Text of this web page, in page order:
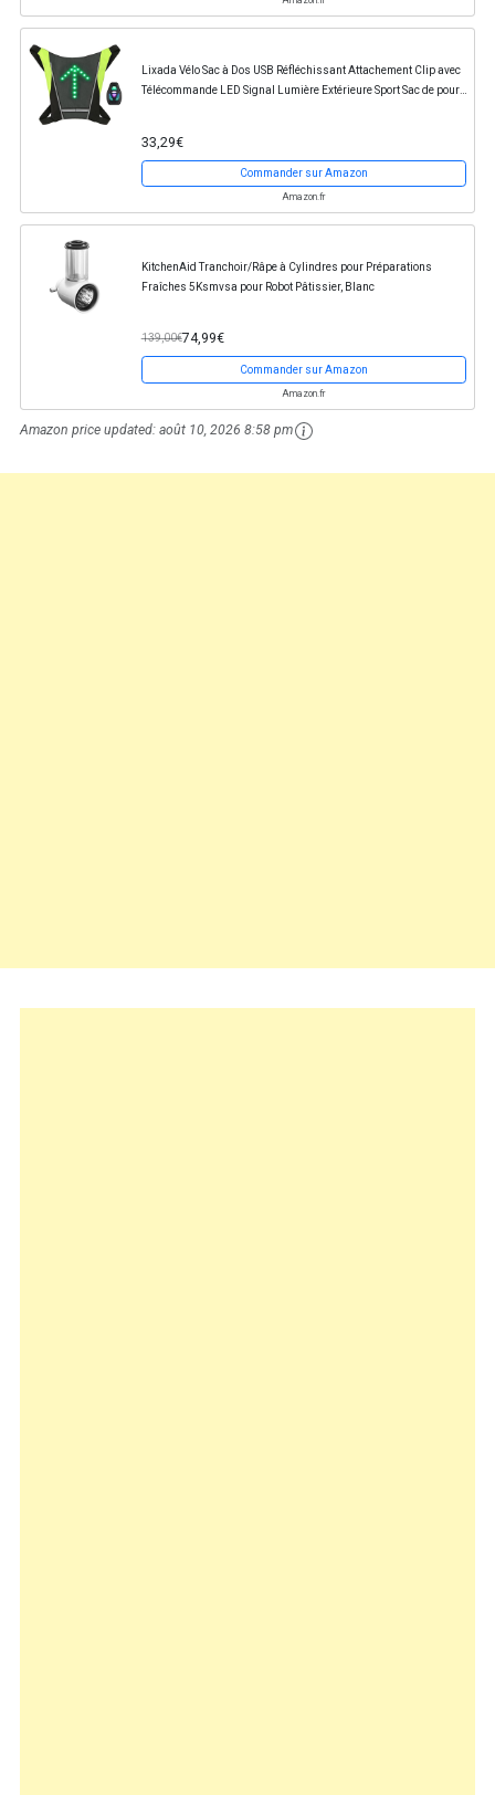
Lixada Vélo Sac à Dos USB Réfléchissant Attachement Clip avec
Télécommande LED Signal Lumière Extérieure Sport Sac de pour
33,29€
Commander sur Amazon
Amazon.fr
KitchenAid Tranchoir/Râpe à Cylindres pour Préparations
Fraîches 5Ksmvsa pour Robot Pâtissier, Blanc
139,00€74,99€
Commander sur Amazon
Amazon.fr
Amazon price updated: août 10, 2026 8:58 pm